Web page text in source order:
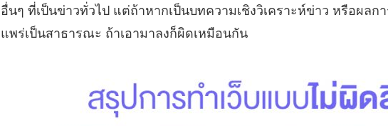
อื่นๆ ที่เป็นข่าวทั่วไป แต่ถ้าหากเป็นบทความเชิงวิเคราะห์ข่าว หรือผลก
แพร่เป็นสาธารณะ ถ้าเอามาลงก็ผิดเหมือนกัน